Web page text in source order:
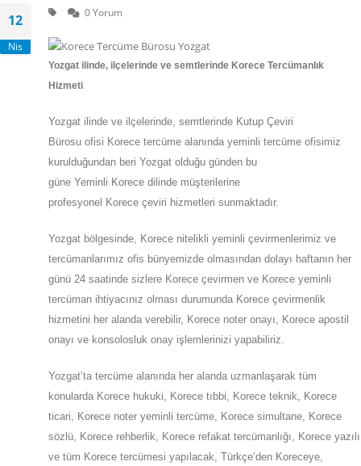
12
Nis
0 Yorum
Yozgat ilinde, ilçelerinde ve semtlerinde Korece Tercümanlık
Hizmeti
Yozgat ilinde ve ilçelerinde, semtlerinde Kutup Çeviri
Bürosu ofisi Korece tercüme alanında yeminli tercüme ofisimiz
kurulduğundan beri Yozgat olduğu günden bu
güne Yeminli Korece dilinde müşterilerine
profesyonel Korece çeviri hizmetleri sunmaktadır.
Yozgat bölgesinde, Korece nitelikli yeminli çevirmenlerimiz ve
tercümanlarımız ofis bünyemizde olmasından dolayı haftanın her
günü 24 saatinde sizlere Korece çevirmen ve Korece yeminli
tercüman ihtiyacınız olması durumunda Korece çevirmenlik
hizmetini her alanda verebilir, Korece noter onayı, Korece apostil
onayı ve konsolosluk onay işlemlerinizi yapabiliriz.
Yozgat’ta tercüme alanında her alanda uzmanlaşarak tüm
konularda Korece hukuki, Korece tıbbi, Korece teknik, Korece
ticari, Korece noter yeminli tercüme, Korece simultane, Korece
sözlü, Korece rehberlik, Korece refakat tercümanlığı, Korece yazılı
ve tüm Korece tercümesi yapılacak, Türkçe’den Koreceye,